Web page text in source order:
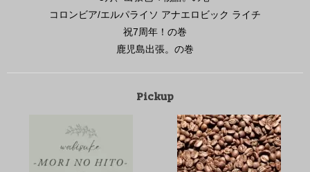
コロンビア/エルパライソ アナエロビック ライチ
祝7周年！の巻
鹿児島出張。の巻
Pickup